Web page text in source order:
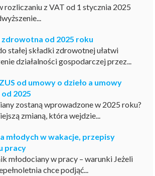
rozliczaniu z VAT od 1 stycznia 2025
zdrowotna od 2025 roku
stałej składki zdrowotnej ułatwi
działalności gospodarczej przez...
od umowy o dzieło a umowy
2025
zostaną wprowadzone w 2025 roku?
zmianą, która wejdzie...
młodych w wakacje, przepisy
pracy
młodociany w pracy – warunki Jeżeli
chce podjąć...